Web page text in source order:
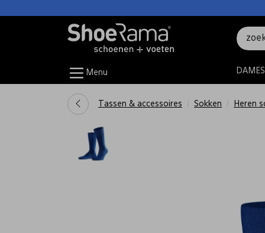
Menu DAMES
Tassen & accessoires Sokken Heren